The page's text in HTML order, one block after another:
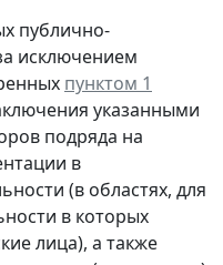
публично-
исключением
пунктом 1
указанными
подряда на
в
(в областях, для
в которых
лица), а также